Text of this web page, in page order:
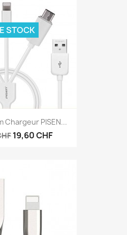
Chargeur PISEN...
19,60 CHF
STOCK